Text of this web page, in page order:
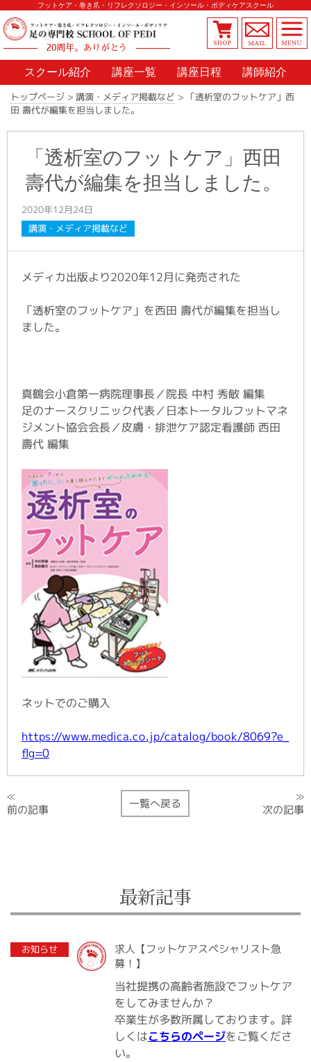
フットケア・巻き爪・リフレクソロジー・インソール・ボディケアスクール
20周年。ありがとう
スクール紹介 講座一覧 講座日程 講師紹介
トップページ> 講演・メディア掲載など > 「透析室のフットケア」西
田 壽代が編集を担当しました。
「透析室のフットケア」西田
壽代が編集を担当しました。
2020年12月24日
講演・メディア掲載など
メディカ出版より2020年12月に発売された
「透析室のフットケア」を西田 壽代が編集を担当し
ました。
真鶴会小倉第一病院理事長／院長 中村 秀敏 編集
足のナースクリニック代表／日本トータルフットマネ
ジメント協会会長／皮膚・排泄ケア認定看護師 西田
壽代 編集
ネットでのご購入
https://www.medica.co.jp/catalog/book/8069?e_
flg=0
≪
前の記事 一覧へ戻る
≫
次の記事
最新記事
2020.07.10
お知らせ 求人【フットケアスペシャリスト急
募！】
当社提携の高齢者施設でフットケア
をしてみませんか？
卒業生が多数所属しております。詳
しくはこちらのページをご覧くださ
い。